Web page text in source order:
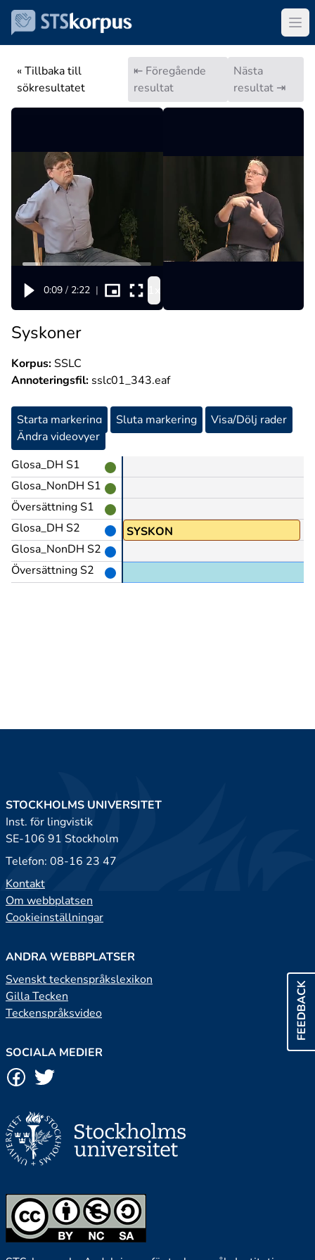
« Tillbaka till
sökresultatet
⇤ Föregående
resultat
Nästa
resultat ⇥
0:09 / 2:22 |
Syskoner
Korpus:SSLC
Annoteringsfil: sslc01_343.eaf
Starta markering Sluta markering
Visa/Dölj rader
Ändra videovyer
Glosa_DH S1
Glosa_NonDH S1
Översättning S1
Glosa_DH S2
Glosa_NonDH S2
Översättning S2
SYSKON
FEEDBACK
STOCKHOLMS UNIVERSITET
Inst. för lingvistik
SE-106 91 Stockholm
Telefon: 08-16 23 47
Kontakt
Om webbplatsen
Cookieinställningar
ANDRA WEBBPLATSER
Svenskt teckenspråkslexikon
Gilla Tecken
Teckenspråksvideo
SOCIALA MEDIER